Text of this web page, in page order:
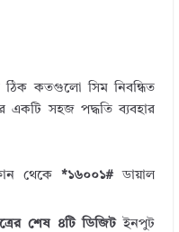
ঠিক কতগুলো সিম নিবন্ধিত
একটি সহজ পদ্ধতি ব্যবহার
থেকে*১৬০০১# ডায়াল
শেষ ৪টি ডিজিটইনপুট